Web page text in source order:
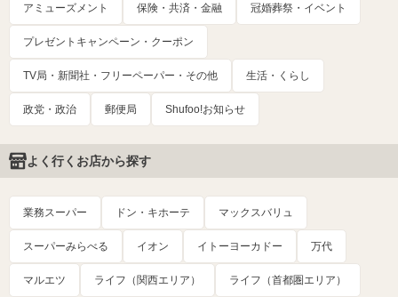
アミューズメント 保険・共済・金融 冠婚葬祭・イベント
プレゼントキャンペーン・クーポン
TV局・新聞社・フリーペーパー・その他 生活・くらし
政党・政治 郵便局 Shufoo!お知らせ
よく行くお店から探す
業務スーパー ドン・キホーテ マックスバリュ
スーパーみらべる イオン イトーヨーカドー 万代
マルエツ ライフ（関西エリア） ライフ（首都圏エリア）